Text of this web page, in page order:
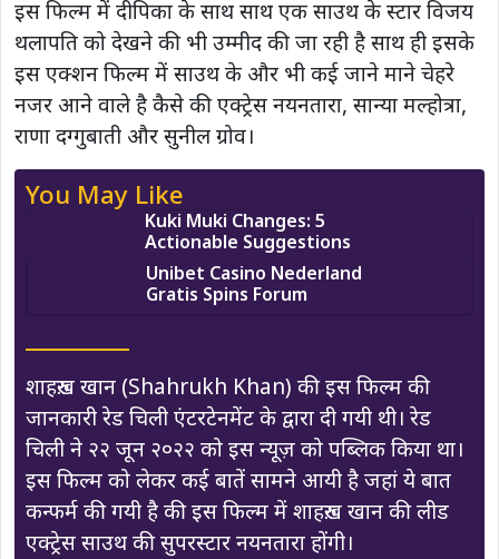
इस फिल्म में दीपिका के साथ साथ एक साउथ के स्टार विजय
थलापति को देखने की भी उम्मीद की जा रही है साथ ही इसके
इस एक्शन फिल्म में साउथ के और भी कई जाने माने चेहरे
नजर आने वाले है कैसे की एक्ट्रेस नयनतारा, सान्या मल्होत्रा,
राणा दग्गुबाती और सुनील ग्रोव।
You May Like
Kuki Muki Changes: 5
Actionable Suggestions
Unibet Casino Nederland
Gratis Spins Forum
शाहरुख़ खान (Shahrukh Khan) की इस फिल्म की
जानकारी रेड चिली एंटरटेनमेंट के द्वारा दी गयी थी। रेड
चिली ने २२ जून २०२२ को इस न्यूज़ को पब्लिक किया था।
इस फिल्म को लेकर कई बातें सामने आयी है जहां ये बात
कन्फर्म की गयी है की इस फिल्म में शाहरुख़ खान की लीड
एक्ट्रेस साउथ की सुपरस्टार नयनतारा होंगी।